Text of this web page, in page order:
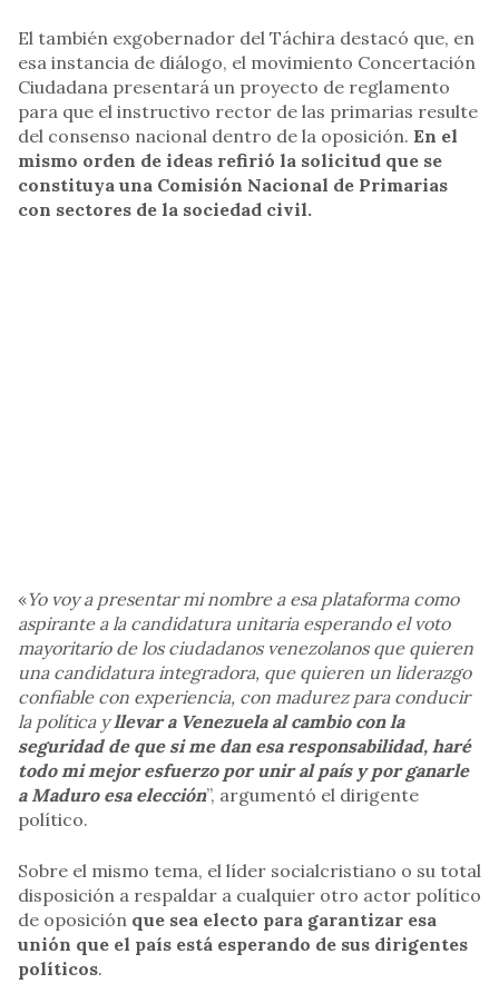
El también exgobernador del Táchira destacó que, en
esa instancia de diálogo, el movimiento Concertación
Ciudadana presentará un proyecto de reglamento
para que el instructivo rector de las primarias resulte
del consenso nacional dentro de la oposición. En el
mismo orden de ideas refirió la solicitud que se
constituya una Comisión Nacional de Primarias
con sectores de la sociedad civil.
«Yo voy a presentar mi nombre a esa plataforma como
aspirante a la candidatura unitaria esperando el voto
mayoritario de los ciudadanos venezolanos que quieren
una candidatura integradora, que quieren un liderazgo
confiable con experiencia, con madurez para conducir
la política yllevar a Venezuela al cambio con la
seguridad de que si me dan esa responsabilidad, haré
todo mi mejor esfuerzo por unir al país y por ganarle
a Maduro esa elección”, argumentó el dirigente
político.
Sobre el mismo tema, el líder socialcristiano o su total
disposición a respaldar a cualquier otro actor político
de oposición que sea electo para garantizar esa
unión que el país está esperando de sus dirigentes
políticos.